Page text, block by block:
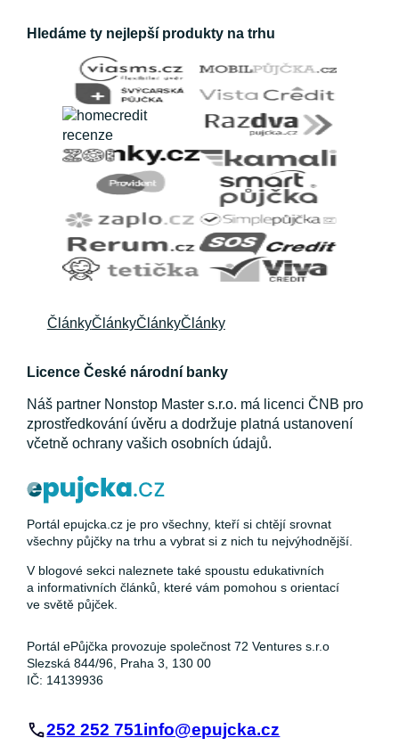
Hledáme ty nejlepší produkty na trhu
ČlánkyČlánkyČlánkyČlánky
Licence České národní banky
Náš partner Nonstop Master s.r.o. má licenci ČNB pro
zprostředkování úvěru a dodržuje platná ustanovení
včetně ochrany vašich osobních údajů.
Portál epujcka.cz je pro všechny, kteří si chtějí srovnat
všechny půjčky na trhu a vybrat si z nich tu nejvýhodnější.
V blogové sekci naleznete také spoustu edukativních
a informativních článků, které vám pomohou s orientací
ve světě půjček.
Portál ePůjčka provozuje společnost 72 Ventures s.r.o
Slezská 844/96, Praha 3, 130 00
IČ: 14139936
252 252 751info@epujcka.cz